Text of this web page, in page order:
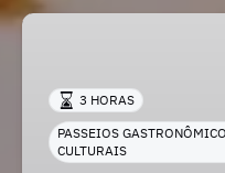
Passeio
Cultura
3 HORAS
PASSEIOS
CULTURAIS